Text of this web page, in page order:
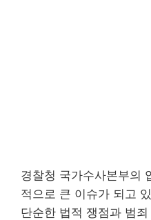
경찰청 국가수사본부의
적으로 큰 이슈가 되고
단순한 법적 쟁점과 범